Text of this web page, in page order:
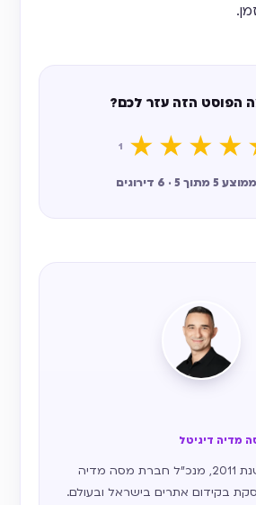
הפוסט הזה עזר לכם?
1 ★ ★ ★ ★
5 · 6 דירוגים
מדיה דיגיטל
מקדם אתרים משנת 2011, מנכ״ל חברת מסה מדיה
בקידום אתרים בישראל ובעולם.